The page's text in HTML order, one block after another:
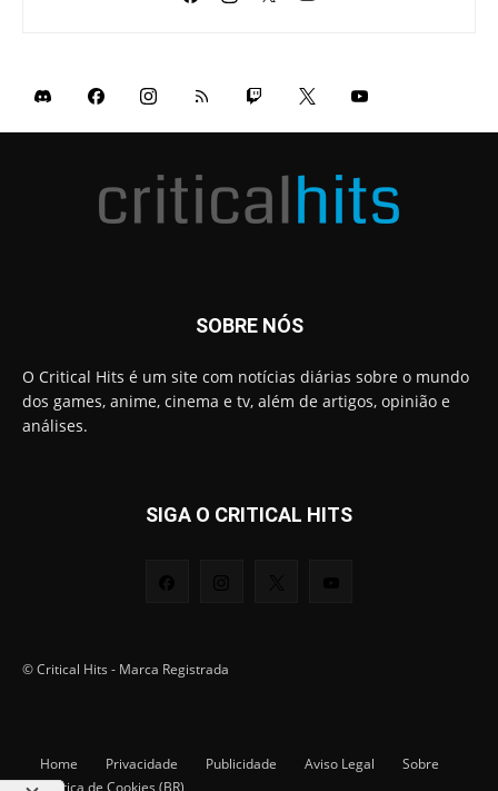
SOBRE NÓS
O Critical Hits é um site com notícias diárias sobre o mundo
dos games, anime, cinema e tv, além de artigos, opinião e
análises.
SIGA O CRITICAL HITS
© Critical Hits - Marca Registrada
Home Privacidade Publicidade Aviso Legal
Sobre